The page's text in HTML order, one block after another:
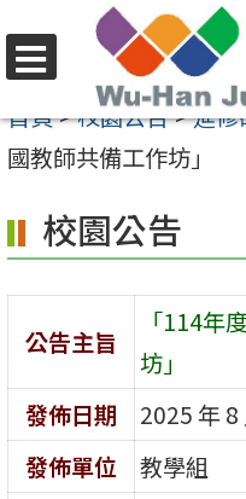
至
要
容
區
選
單
首頁>校園公告>進修
國教師共備工作坊」
校園公告
公告主旨
「114年
坊」
發佈日期
2025 年 8
發佈單位
教學組